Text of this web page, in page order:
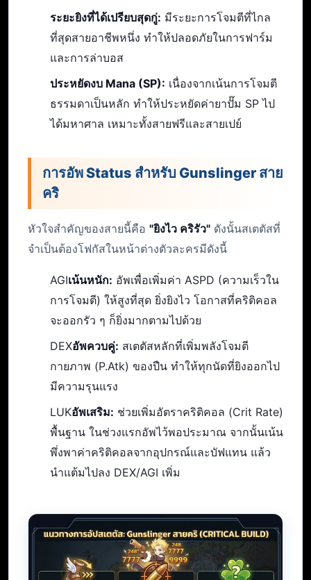
ระยะยิงที่ได้เปรียบสุดกู่: มีระยะการโจมตีที่ไกล
ที่สุดสายอาชีพหนึ่ง ทำให้ปลอดภัยในการฟาร์ม
และการล่าบอส
ประหยัดงบ Mana (SP): เนื่องจากเน้นการโจมตี
ธรรมดาเป็นหลัก ทำให้ประหยัดค่ายาปั๊ม SP ไป
ได้มหาศาล เหมาะทั้งสายฟรีและสายเปย์
การอัพ Status สำหรับ Gunslinger สาย
คริ
หัวใจสำคัญของสายนี้คือ "ยิงไว คริรัว" ดังนั้นสเตตัสที่
จำเป็นต้องโฟกัสในหน้าต่างตัวละครมีดังนี้
AGIเน้นหนัก: อัพเพื่อเพิ่มค่า ASPD (ความเร็วใน
การโจมตี) ให้สูงที่สุด ยิ่งยิงไว โอกาสที่คริติคอล
จะออกรัว ๆ ก็ยิ่งมากตามไปด้วย
DEXอัพควบคู่: สเตตัสหลักที่เพิ่มพลังโจมตี
กายภาพ (P.Atk) ของปืน ทำให้ทุกนัดที่ยิงออกไป
มีความรุนแรง
LUKอัพเสริม: ช่วยเพิ่มอัตราคริติคอล (Crit Rate)
พื้นฐาน ในช่วงแรกอัพไว้พอประมาณ จากนั้นเน้น
พึ่งพาค่าคริติคอลจากอุปกรณ์และบัฟแทน แล้ว
นำแต้มไปลง DEX/AGI เพิ่ม